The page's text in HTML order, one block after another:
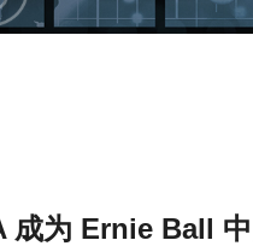
为 Ernie Ball 中